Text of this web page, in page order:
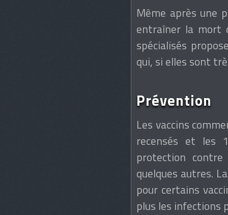
Même après une
entraîner la mort
spécialisés
qui, si elles sont
Prévention
Les vaccins
recensés et les
protection
quelques autres.
pour certains
plus les infections